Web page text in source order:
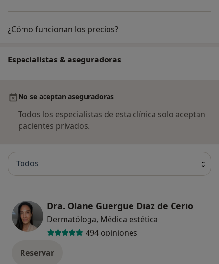
¿Cómo funcionan los precios?
Especialistas & aseguradoras
No se aceptan aseguradoras
Todos los especialistas de esta clínica solo aceptan
pacientes privados.
Todos
Dra. Olane Guergue Diaz de Cerio
Dermatóloga, Médica estética
494 opiniones
Reservar